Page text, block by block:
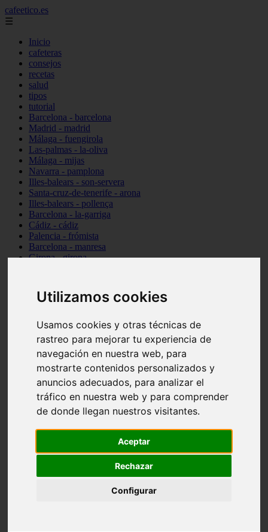
Utilizamos cookies
Usamos cookies y otras técnicas de
rastreo para mejorar tu experiencia de
navegación en nuestra web, para
mostrarte contenidos personalizados y
anuncios adecuados, para analizar el
tráfico en nuestra web y para comprender
de donde llegan nuestros visitantes.
Aceptar
Rechazar
Configurar
cafeetico.es
☰
Inicio
cafeteras
consejos
recetas
salud
tipos
tutorial
Barcelona - barcelona
Madrid - madrid
Málaga - fuengirola
Las-palmas - la-oliva
Málaga - mijas
Navarra - pamplona
Illes-balears - son-servera
Santa-cruz-de-tenerife - arona
Illes-balears - pollença
Barcelona - la-garriga
Cádiz - cádiz
Palencia - frómista
Barcelona - manresa
Girona - girona
Valencia - valencia
Málaga - nerja
A-coruña - santiago-de-compostela
Tarragona - tarragona
Asturias - gijón
Girona - figueres
Madrid - leganés
Almería - roquetas-de-mar
Girona - tossa-de-mar
Barcelona - sant-cugat-del-vallès
Alicante - l39alfàs-del-pi
Barcelona - vilanova-i-la-geltrú
Illes-balears - alcúdia
Illes-balears - sant-antoni-de-portmany